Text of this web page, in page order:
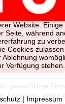
gewerbliche
Tierheime. Wenn
Website.
Seite, während
zu
Cookies
Verfügung stehen.
|Impressum